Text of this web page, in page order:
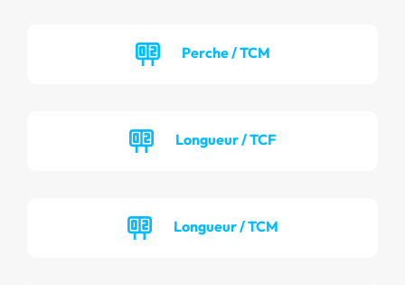
Perche / TCM
Longueur / TCF
Longueur / TCM